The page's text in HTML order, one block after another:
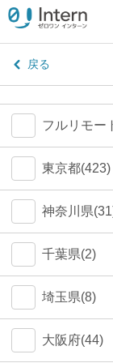
戻る
フルリモー
東京都(423)
港区(79)
渋谷区
新宿区
千代田区
神奈川県
横浜市
川崎市(4)
鎌倉市(1)
千葉県(2)
船橋市(0)
千葉市(0)
埼玉県(8)
さいたま
大阪府(44)